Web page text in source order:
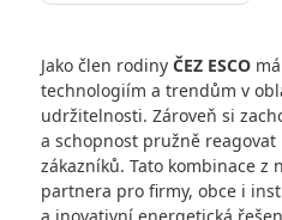
Jako člen rodiny ČEZ ESCO
technologiím a trendům v
udržitelnosti. Zároveň si
a schopnost pružně
zákazníků. Tato kombinace z
partnera pro firmy, obce i